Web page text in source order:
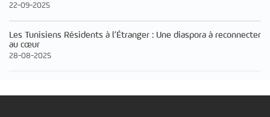
22-09-2025
Les Tunisiens Résidents à l’Étranger : Une diaspora à reconnecter
au cœur
28-08-2025